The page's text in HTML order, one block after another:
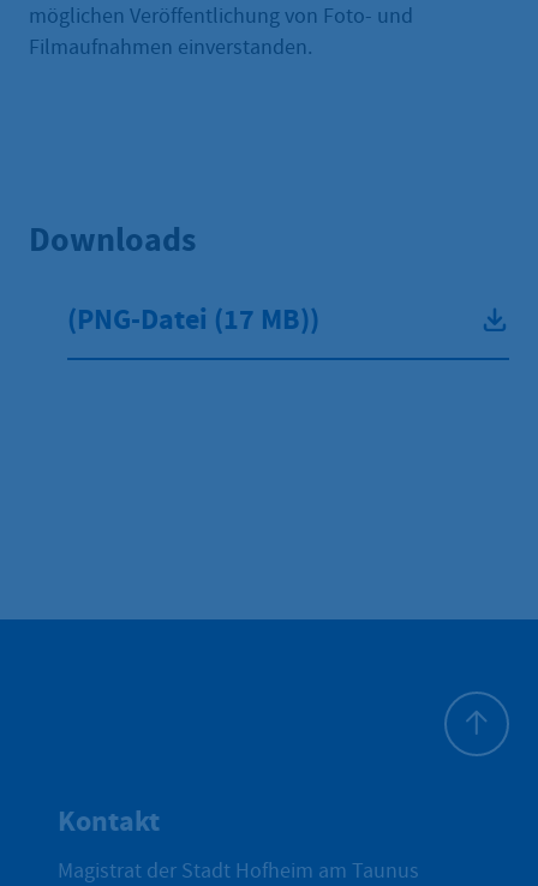
möglichen Veröffentlichung von Foto- und
Filmaufnahmen einverstanden.
Downloads
(PNG-Datei (17 MB))
Kontakt
Magistrat der Stadt Hofheim am Taunus